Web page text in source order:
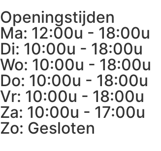
Openingstijden
Ma: 12:00u - 18:00u
Di: 10:00u - 18:00u
Wo: 10:00u - 18:00u
Do: 10:00u - 18:00u
Vr: 10:00u - 18:00u
Za: 10:00u - 17:00u
Zo: Gesloten